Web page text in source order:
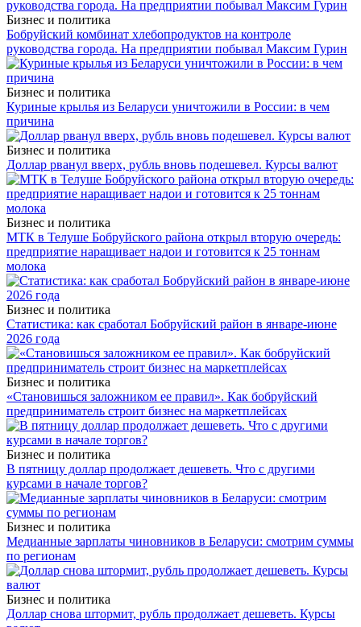
Бизнес и политика
Бобруйский комбинат хлебопродуктов на контроле
руководства города. На предприятии побывал Максим Гурин
Бизнес и политика
Куриные крылья из Беларуси уничтожили в России: в чем
причина
Бизнес и политика
Доллар рванул вверх, рубль вновь подешевел. Курсы валют
Бизнес и политика
МТК в Телуше Бобруйского района открыл вторую очередь:
предприятие наращивает надои и готовится к 25 тоннам
молока
Бизнес и политика
Статистика: как сработал Бобруйский район в январе-июне
2026 года
Бизнес и политика
«Становишься заложником ее правил». Как бобруйский
предприниматель строит бизнес на маркетплейсах
Бизнес и политика
В пятницу доллар продолжает дешеветь. Что с другими
курсами в начале торгов?
Бизнес и политика
Медианные зарплаты чиновников в Беларуси: смотрим суммы
по регионам
Бизнес и политика
Доллар снова штормит, рубль продолжает дешеветь. Курсы